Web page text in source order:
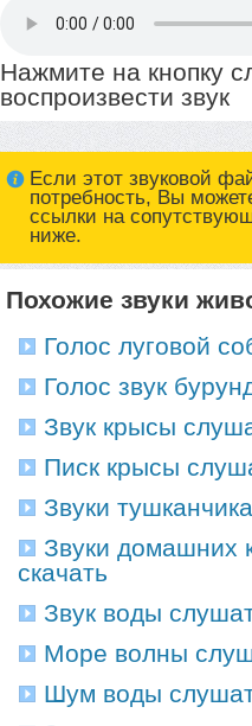
Нажмите на кнопку
воспроизвести звук
Если этот звуковой
потребность, Вы
ссылки на
ниже.
Похожие звуки
Голос луговой
Голос звук
Звук крысы
Писк крысы
Звуки
Звуки домашних
скачать
Звук воды
Море волны
Шум воды